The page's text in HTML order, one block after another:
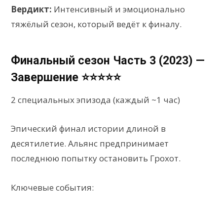
Вердикт: Интенсивный и эмоционально
тяжёлый сезон, который ведёт к финалу.
Финальный сезон Часть 3 (2023) —
Завершение ⭐⭐⭐⭐⭐
2 специальных эпизода (каждый ~1 час)
Эпический финал истории длиной в
десятилетие. Альянс предпринимает
последнюю попытку остановить Грохот.
Ключевые события: